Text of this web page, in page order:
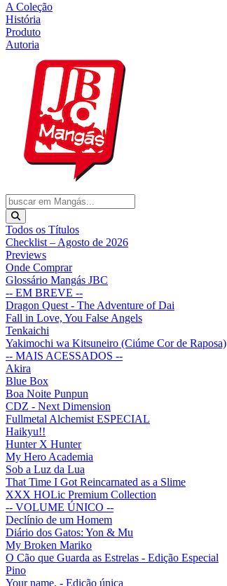
A Coleção
História
Produto
Autoria
Todos os Títulos
Checklist – Agosto de 2026
Previews
Onde Comprar
Glossário Mangás JBC
-- EM BREVE --
Dragon Quest - The Adventure of Dai
Fall in Love, You False Angels
Tenkaichi
Yakimochi wa Kitsuneiro (Ciúme Cor de Raposa)
-- MAIS ACESSADOS --
Akira
Blue Box
Boa Noite Punpun
CDZ - Next Dimension
Fullmetal Alchemist ESPECIAL
Haikyu!!
Hunter X Hunter
My Hero Academia
Sob a Luz da Lua
That Time I Got Reincarnated as a Slime
XXX HOLic Premium Collection
-- VOLUME ÚNICO --
Declínio de um Homem
Diário dos Gatos: Yon & Mu
My Broken Mariko
O Cão que Guarda as Estrelas - Edição Especial
Pino
Your name. - Edição única